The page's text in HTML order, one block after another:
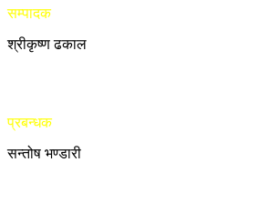
सम्पादक
श्रीकृष्ण ढकाल
प्रबन्धक
सन्तोष भण्डारी